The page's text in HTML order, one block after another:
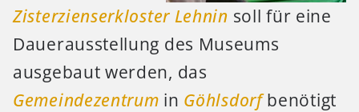
Zisterzienserkloster Lehnin soll für eine
Dauerausstellung des Museums
ausgebaut werden, das
Gemeindezentrum in Göhlsdorfbenötigt